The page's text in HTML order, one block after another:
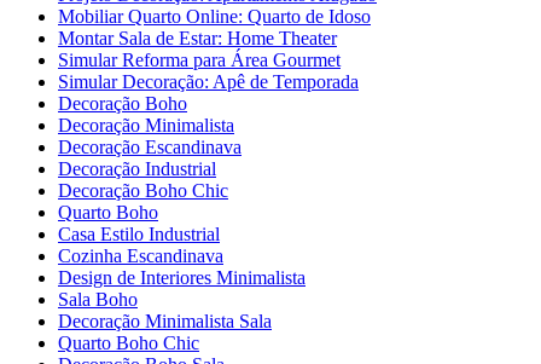
Mobiliar Quarto Online: Quarto de Idoso
Montar Sala de Estar: Home Theater
Simular Reforma para Área Gourmet
Simular Decoração: Apê de Temporada
Decoração Boho
Decoração Minimalista
Decoração Escandinava
Decoração Industrial
Decoração Boho Chic
Quarto Boho
Casa Estilo Industrial
Cozinha Escandinava
Design de Interiores Minimalista
Sala Boho
Decoração Minimalista Sala
Quarto Boho Chic